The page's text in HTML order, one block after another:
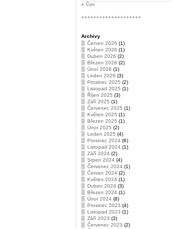
« Čvn
++++++++++++++++++++
Archivy
Červen 2026 (1)
Květen 2026 (1)
Duben 2026 (2)
Březen 2026 (2)
Únor 2026 (1)
Leden 2026 (3)
Prosinec 2025 (2)
Listopad 2025 (1)
Říjen 2025 (3)
Září 2025 (1)
Červenec 2025 (1)
Květen 2025 (1)
Březen 2025 (1)
Únor 2025 (2)
Leden 2025 (4)
Prosinec 2024(6)
Listopad 2024(1)
Září 2024(2)
Srpen 2024(4)
Červenec 2024(1)
Červen 2024(2)
Květen 2024(1)
Duben 2024(3)
Březen 2024(1)
Únor 2024(8)
Prosinec 2023 (4)
Listopad 2023 (1)
Září 2023 (3)
Červenec 2023 (2)